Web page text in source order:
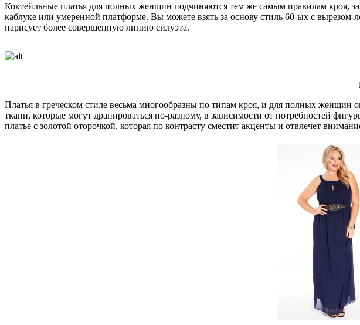
Коктейльные платья для полных женщин подчиняются тем же самым правилам кроя,
каблуке или умеренной платформе. Вы можете взять за основу стиль 60-ых с
нарисует более совершенную линию силуэта.
Платья в греческом стиле весьма многообразны по типам кроя, и для полных
ткани, которые могут драпироваться по-разному, в зависимости от потребностей
платье с золотой оторочкой, которая по контрасту сместит акценты и отвлечет